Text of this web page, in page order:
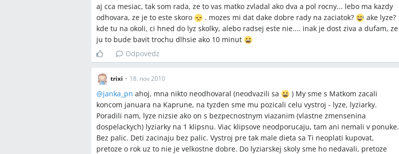
aj cca mesiac, tak som rada, ze to vas matko zvladal ako dva a pol rocny... lebo ma kazdy
odhovara, ze je to este skoro
. mozes mi dat dake dobre rady na zaciatok?
ake lyze?
kde tu na okoli, ci hned do lyz skolky, alebo radsej este nie.... inak je dost ziva a dufam, ze
ju to bude bavit trochu dlhsie ako 10 minut
Odpovedz
trixi • 18. nov 2010
@janka_pn ahoj, mna nikto neodhovaral (neodvazili sa
) My sme s Matkom zacali
koncom januara na Kaprune, na tyzden sme mu pozicali celu vystroj - lyze, lyziarky.
Poradili nam, lyze nizsie ako on s bezpecnostnym viazanim (vlastne zmensenina
dospelackych) lyziarky na 1 klipsnu. Viac klipsove neodporucaju, tam ani nemali v ponuke.
Bez palic. Deti zacinaju bez palic. Vystroj pre tak male dieta sa Ti neoplati kupovat,
pretoze o rok uz to nie je velkostne dobre. Do lyziarskej skoly sme ho nedavali, pretoze